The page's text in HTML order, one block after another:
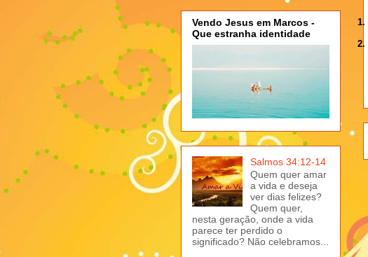
1.
2.
Vendo Jesus em Marcos -
Que estranha identidade
Salmos 34:12-14
Quem quer amar
a vida e deseja
ver dias felizes?
Quem quer,
nesta geração, onde a vida
parece ter perdido o
significado? Não celebramos...